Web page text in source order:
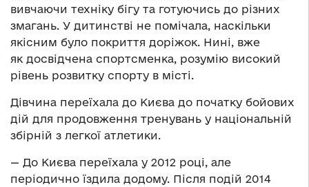
вивчаючи техніку бігу та готуючись до різних
змагань. У дитинстві не помічала, наскільки
якісним було покриття доріжок. Нині, вже
як досвідчена спортсменка, розумію високий
рівень розвитку спорту в місті.
Дівчина переїхала до Києва до початку бойових
дій для продовження тренувань у національній
збірній з легкої атлетики.
— До Києва переїхала у 2012 році, але
періодично їздила додому. Після подій 2014